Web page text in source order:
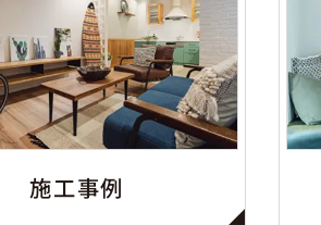
施工事例